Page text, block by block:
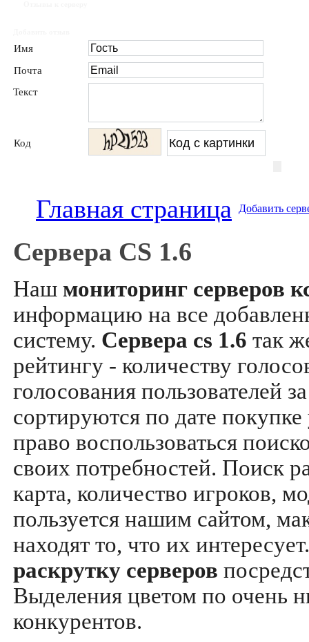
Имя
Почта
Текст
Код
Главная страница Добавить
Сервера CS 1.6
Наш мониторинг серверов
информацию на все
систему. Сервера cs 1.6 так
рейтингу - количеству
голосования пользователей
сортируются по дате
право воспользоваться
своих потребностей. Поиск
карта, количество игроков,
пользуется нашим сайтом,
находят то, что их
раскрутку серверов
Выделения цветом по очень
конкурентов.